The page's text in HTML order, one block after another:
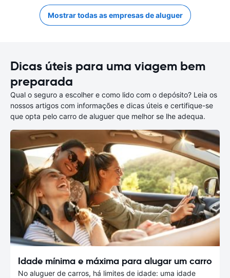
Mostrar todas as empresas de aluguer
Dicas úteis para uma viagem bem
preparada
Qual o seguro a escolher e como lido com o depósito? Leia os
nossos artigos com informações e dicas úteis e certifique-se
que opta pelo carro de aluguer que melhor se lhe adequa.
Idade mínima e máxima para alugar um carro
No aluguer de carros, há limites de idade: uma idade